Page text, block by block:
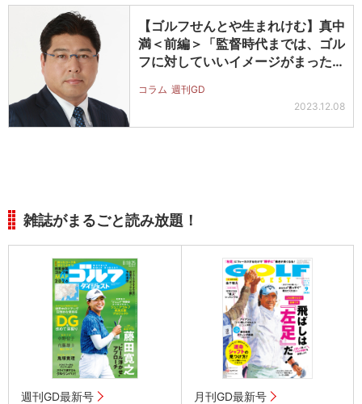
【ゴルフせんとや生まれけむ】真中
満＜前編＞「監督時代までは、ゴル
フに対していいイメージがまったく
コラム 週刊GD
2023.12.08
雑誌がまるごと読み放題！
週刊GD最新号 月刊GD最新号